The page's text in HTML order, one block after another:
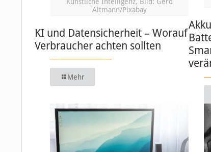
Altmann/Pixabay
KI und Datensicherheit – Worauf
Verbraucher achten sollten
Mehr